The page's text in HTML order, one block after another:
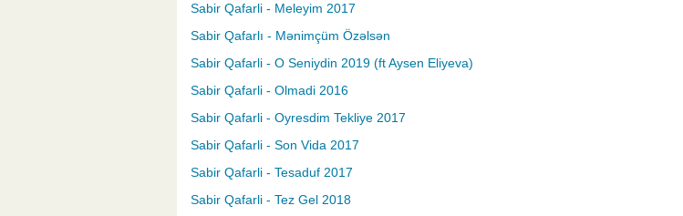
Sabir Qafarli - Meleyim 2017
Sabir Qafarlı - Mənimçüm Özəlsən
Sabir Qafarli - O Seniydin 2019 (ft Aysen Eliyeva)
Sabir Qafarli - Olmadi 2016
Sabir Qafarli - Oyresdim Tekliye 2017
Sabir Qafarli - Son Vida 2017
Sabir Qafarli - Tesaduf 2017
Sabir Qafarli - Tez Gel 2018